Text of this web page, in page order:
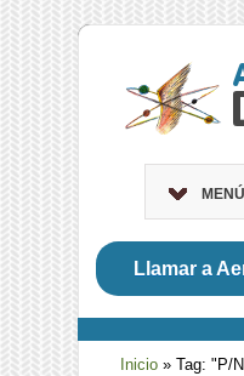
Llamar a
Inicio » Tag: "P/